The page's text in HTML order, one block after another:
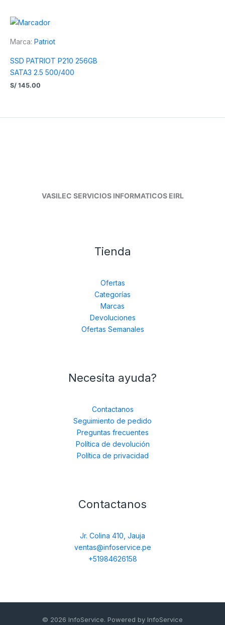
Marca: Patriot
SSD PATRIOT P210 256GB
SATA3 2.5 500/400
S/ 145.00
VASILEC SERVICIOS INFORMATICOS EIRL
Tienda
Ofertas
Categorías
Marcas
Devoluciones
Ofertas Semanales
Necesita ayuda?
Contactanos
Seguimiento de pedido
Preguntas frecuentes
Política de devolución
Política de privacidad
Contactanos
Jr. Colina 410, Jauja
ventas@infoservice.pe
+51984626158
© 2026 InfoService. Powered by InfoService